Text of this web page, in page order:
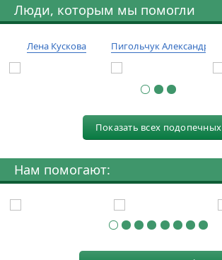
Люди, которым мы помогли
Лена Кускова Пигольчук Александр
Показать всех подопечных
Нам помогают: